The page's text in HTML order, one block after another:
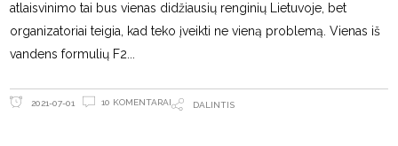
atlaisvinimo tai bus vienas didžiausių renginių Lietuvoje, bet
organizatoriai teigia, kad teko įveikti ne vieną problemą. Vienas iš
vandens formulių F2
2021-07-01 10 KOMENTARAI DALINTIS